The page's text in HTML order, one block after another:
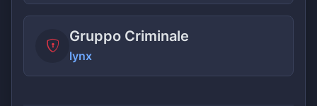
Gruppo Criminale
lynx